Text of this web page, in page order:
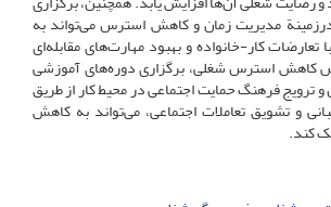
مدیریت زمان و کاهش استرس می‌تواند به
تعارضات کار-خانواده و بهبود مهارت‌های مقابله‌ای
استرس شغلی، برگزاری دوره‌های آموزشی
ترویج فرهنگ حمایت اجتماعی در محیط کار از طریق
و تشویق تعاملات اجتماعی، می‌تواند به کاهش
کند.